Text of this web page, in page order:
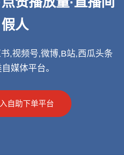
假人
,视频号,微博,B站,西瓜头条
媒体平台。
自助下单平台